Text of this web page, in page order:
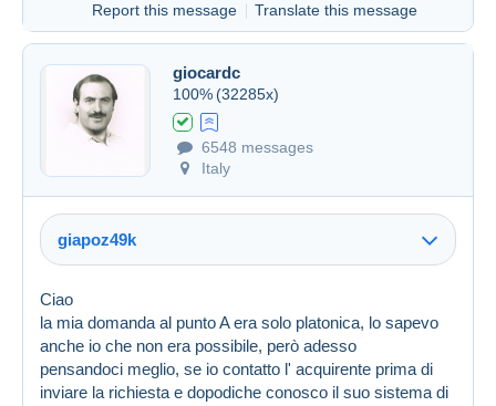
Created on 16 Jan 2024 at 08:35
Report this message
Translate this message
giocardc
100% (32285x)
6548 messages
Italy
giapoz49k
Ciao
la mia domanda al punto A era solo platonica, lo sapevo
anche io che non era possibile, però adesso
pensandoci meglio, se io contatto l' acquirente prima di
inviare la richiesta e dopodiche conosco il suo sistema di